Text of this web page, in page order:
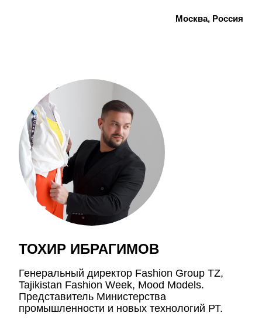
Москва, Россия
ТОХИР ИБРАГИМОВ
Генеральный директор Fashion Group TZ,
Tajikistan Fashion Week, Mood Models.
Представитель Министерства
промышленности и новых технологий РТ.